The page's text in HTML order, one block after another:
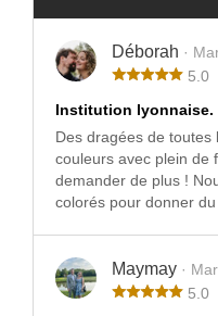
Déborah ·
5.0
Institution lyonnaise.
Des dragées de
couleurs avec plein de
demander de plus !
colorés pour donner du
Maymay ·
5.0